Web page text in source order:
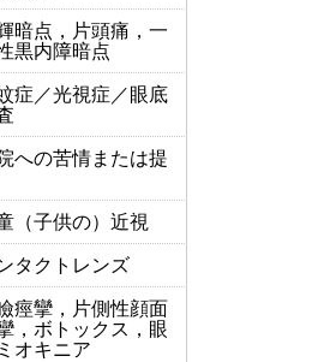
暗点，片頭痛，一
黒内障暗点
症／光視症／眼底
への苦情または提
（子供の）近視
タクトレンズ
痙攣，片側性顔面
，ボトックス，眼
オキニア